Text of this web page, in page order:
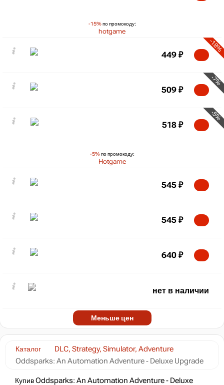
Каталог
DLC, Strategy, Simulator, Adventure
Oddsparks: An Automation Adventure - Deluxe Upgrade
Купив Oddsparks: An Automation Adventure - Deluxe
-15%по промокоду:
hotgame
-18%
449 ₽
-7%
509 ₽
-5%по промокоду:
Hotgame
-5%
518 ₽
545 ₽
545 ₽
640 ₽
нет в наличии
Меньше цен